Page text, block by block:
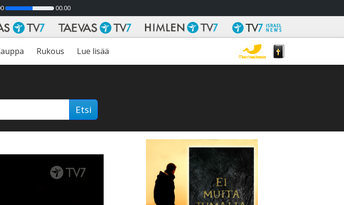
56%
00.00
Rukous Lue lisää
Etsi